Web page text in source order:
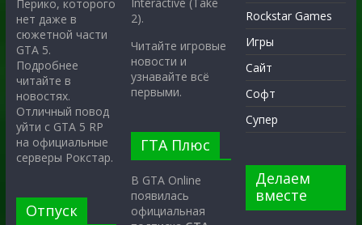
Перико, которого
нет даже в
сюжетной части
GTA 5.
Подробнее
читайте в
новостях.
Отличный повод
уйти с GTA 5 RP
на официальные
серверы Рокстар.
Отпуск
2).
Читайте игровые
новости и
узнавайте всё
первыми.
ГТА Плюс
В GTA Online
появилась
официальная
Rockstar Games
Игры
Сайт
Софт
Супер
Делаем
вместе